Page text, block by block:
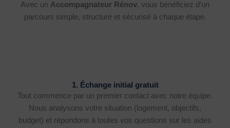
Avec un Accompagnateur Rénov, vous bénéficiez d’un
parcours simple, structuré et sécurisé à chaque étape.
1. Échange initial gratuit
Tout commence par un premier contact avec notre équipe.
Nous analysons votre situation (logement, objectifs,
budget) et répondons à toutes vos questions sur les aides